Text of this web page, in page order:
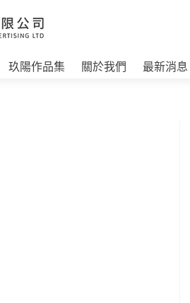
玖陽作品集 關於我們 最新消息